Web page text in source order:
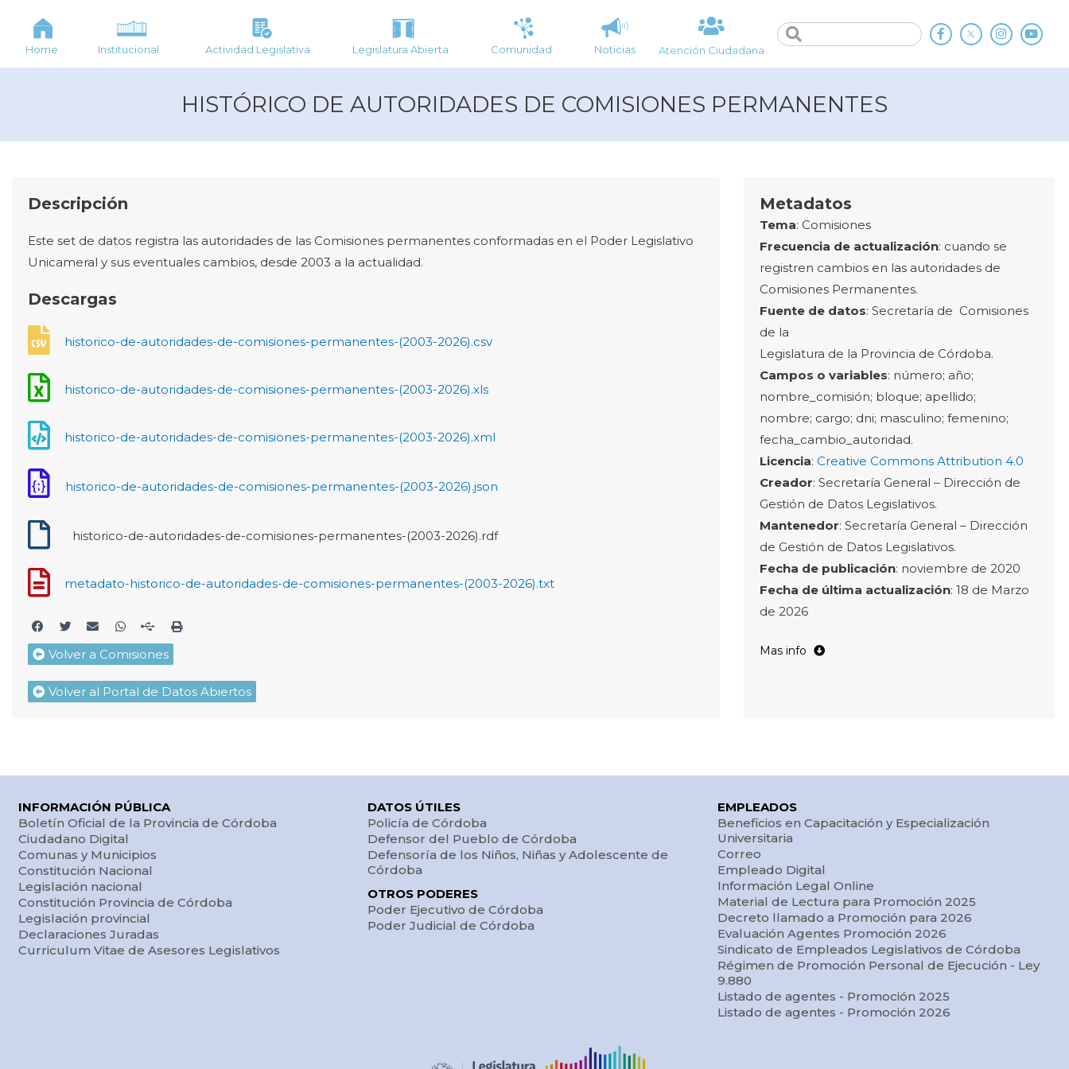
Home Institucional Actividad Legislativa Legislatura Abierta Comunidad Noticias Atención Ciudadana
HISTÓRICO DE AUTORIDADES DE COMISIONES PERMANENTES
Descripción
Este set de datos registra las autoridades de las Comisiones permanentes conformadas en el Poder Legislativo
Unicameral y sus eventuales cambios, desde 2003 a la actualidad.
Descargas
historico-de-autoridades-de-comisiones-permanentes-(2003-2026).csv
historico-de-autoridades-de-comisiones-permanentes-(2003-2026).xls
historico-de-autoridades-de-comisiones-permanentes-(2003-2026).xml
historico-de-autoridades-de-comisiones-permanentes-(2003-2026).json
historico-de-autoridades-de-comisiones-permanentes-(2003-2026).rdf
metadato-historico-de-autoridades-de-comisiones-permanentes-(2003-2026).txt
Volver a Comisiones
Volver al Portal de Datos Abiertos
Metadatos
Tema: Comisiones
Frecuencia de actualización: cuando se
registren cambios en las autoridades de
Comisiones Permanentes.
Fuente de datos: Secretaría de Comisiones
de la
Legislatura de la Provincia de Córdoba.
Campos o variables: número; año;
nombre_comisión; bloque; apellido;
nombre; cargo; dni; masculino; femenino;
fecha_cambio_autoridad.
Licencia: Creative Commons Attribution 4.0
Creador: Secretaría General – Dirección de
Gestión de Datos Legislativos.
Mantenedor: Secretaría General – Dirección
de Gestión de Datos Legislativos.
Fecha de publicación: noviembre de 2020
Fecha de última actualización: 18 de Marzo
de 2026
número : indicador único designado para cada
bloque: registra el bloque al que pertenece
cada autoridad que conforma la Comisión. El
bloque es el grupo de tres (3) o más
Legisladores que se organizan
conjuntamente de acuerdo a sus afinidades
políticas. Cuando un partido político o alianza
electoral existente con anterioridad a la
elección de Legisladores tenga sólo un
representante en la Legislatura, podrá
asimismo actuar como bloque.
apellido: registra el apellido de las
autoridades de cada comisión.
Mas info
INFORMACIÓN PÚBLICA
Boletín Oficial de la Provincia de Córdoba
Ciudadano Digital
Comunas y Municipios
Constitución Nacional
Legislación nacional
Constitución Provincia de Córdoba
Legislación provincial
Declaraciones Juradas
Curriculum Vitae de Asesores Legislativos
DATOS ÚTILES
Policía de Córdoba
Defensor del Pueblo de Córdoba
Defensoría de los Niños, Niñas y Adolescente de
Córdoba
OTROS PODERES
Poder Ejecutivo de Córdoba
Poder Judicial de Córdoba
EMPLEADOS
Beneficios en Capacitación y Especialización
Universitaria
Correo
Empleado Digital
Información Legal Online
Material de Lectura para Promoción 2025
Decreto llamado a Promoción para 2026
Evaluación Agentes Promoción 2026
Sindicato de Empleados Legislativos de Córdoba
Régimen de Promoción Personal de Ejecución - Ley
9.880
Listado de agentes - Promoción 2025
Listado de agentes - Promoción 2026